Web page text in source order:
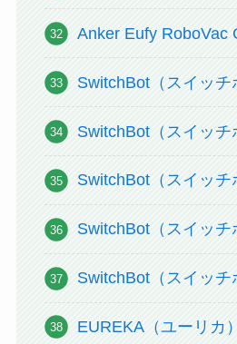
Anker Eufy RoboVac
SwitchBot（スイッチ
SwitchBot（スイッチ
SwitchBot（スイッ
SwitchBot（スイッ
SwitchBot（スイッチ
EUREKA（ユーリカ